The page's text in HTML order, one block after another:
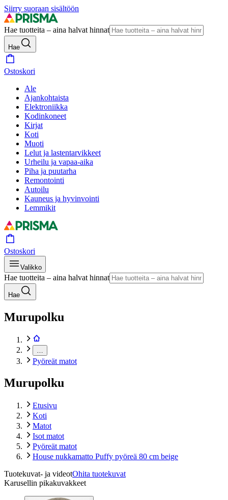
Siirry suoraan sisältöön
Hae tuotteita – aina halvat hinnat
Hae
Ostoskori
Ale
Ajankohtaista
Elektroniikka
Kodinkoneet
Kirjat
Koti
Muoti
Lelut ja lastentarvikkeet
Urheilu ja vapaa-aika
Piha ja puutarha
Remontointi
Autoilu
Kauneus ja hyvinvointi
Lemmikit
Ostoskori
Valikko
Hae tuotteita – aina halvat hinnat
Hae
Murupolku
Pyöreät matot
Murupolku
Etusivu
Koti
Matot
Isot matot
Pyöreät matot
House nukkamatto Puffy pyöreä 80 cm beige
Tuotekuvat- ja videotOhita tuotekuvat
Karusellin pikakuvakkeet